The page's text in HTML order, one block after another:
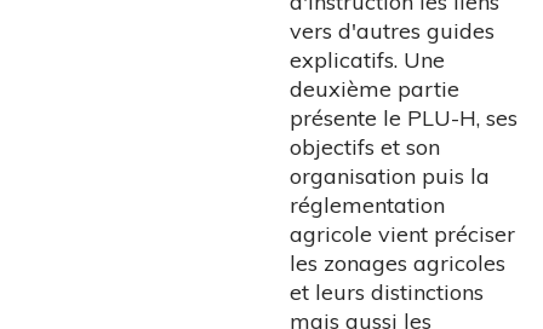
vers d'autres guides
explicatifs. Une
deuxième partie
présente le PLU-H, ses
objectifs et son
organisation puis la
réglementation
agricole vient préciser
les zonages agricoles
et leurs distinctions
mais aussi les